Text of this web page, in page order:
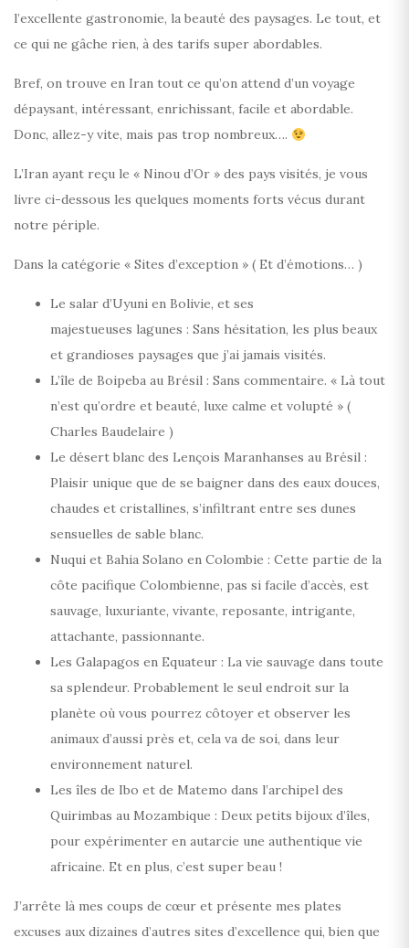
l’excellente gastronomie, la beauté des paysages. Le tout, et
ce qui ne gâche rien, à des tarifs super abordables.
Bref, on trouve en Iran tout ce qu’on attend d’un voyage
dépaysant, intéressant, enrichissant, facile et abordable.
Donc, allez-y vite, mais pas trop nombreux….
L’Iran ayant reçu le « Ninou d’Or » des pays visités, je vous
livre ci-dessous les quelques moments forts vécus durant
notre périple.
Dans la catégorie « Sites d’exception » ( Et d’émotions… )
Le salar d’Uyuni en Bolivie, et ses
majestueuses lagunes : Sans hésitation, les plus beaux
et grandioses paysages que j’ai jamais visités.
L’île de Boipeba au Brésil : Sans commentaire. « Là tout
n’est qu’ordre et beauté, luxe calme et volupté » (
Charles Baudelaire )
Le désert blanc des Lençois Maranhanses au Brésil :
Plaisir unique que de se baigner dans des eaux douces,
chaudes et cristallines, s’infiltrant entre ses dunes
sensuelles de sable blanc.
Nuqui et Bahia Solano en Colombie : Cette partie de la
côte pacifique Colombienne, pas si facile d’accès, est
sauvage, luxuriante, vivante, reposante, intrigante,
attachante, passionnante.
Les Galapagos en Equateur : La vie sauvage dans toute
sa splendeur. Probablement le seul endroit sur la
planète où vous pourrez côtoyer et observer les
animaux d’aussi près et, cela va de soi, dans leur
environnement naturel.
Les îles de Ibo et de Matemo dans l’archipel des
Quirimbas au Mozambique : Deux petits bijoux d’îles,
pour expérimenter en autarcie une authentique vie
africaine. Et en plus, c’est super beau !
J’arrête là mes coups de cœur et présente mes plates
excuses aux dizaines d’autres sites d’excellence qui, bien que